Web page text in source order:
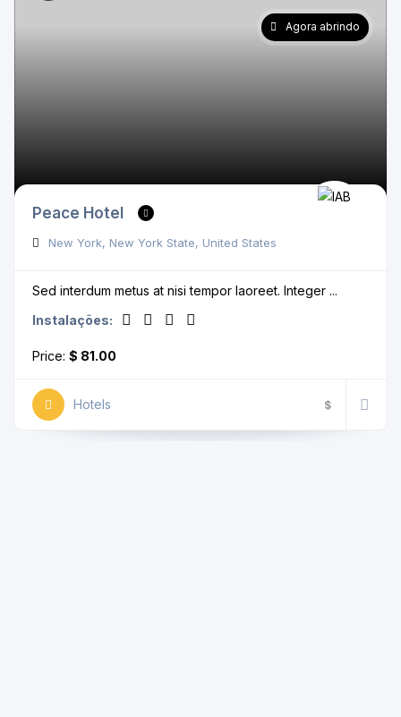
Agora abrindo
Peace Hotel
New York, New York State, United States
Sed interdum metus at nisi tempor laoreet. Integer ...
Instalações:
Price: $ 81.00
Hotels $